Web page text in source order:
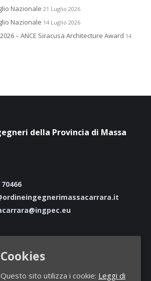
Nazionale 21 Luglio 2026
Nazionale 14 Luglio 2026
– ANCE Siracusa Architecture Award 14
della Provincia di Massa
Trasparente
Cookie Policy
Cookies
Questo sito utilizza i cookie: Leggi di